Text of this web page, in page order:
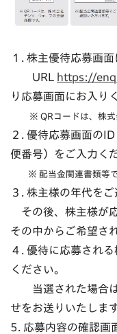
１. 株主優待応募画
URL https://
り応募画面にお入り
※ QRコードは、株式
２. 優待応募画面の
便番号）をご入力く
※ 配当金関連書類等で
３. 株主様の年代をご
その後、株主様が
その中からご希望さ
４. 優待に応募され
ください。
当選された場合は
せをお送りいたします
5. 応募内容の確認画